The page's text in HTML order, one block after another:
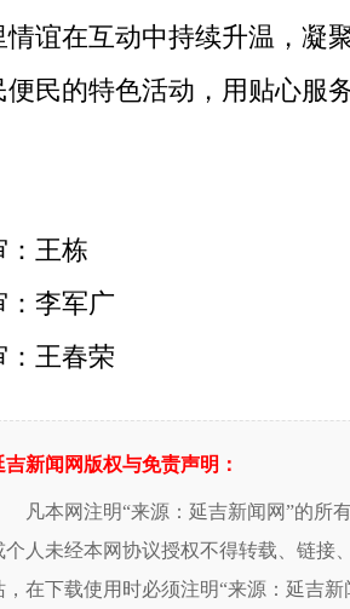
情谊在互动中持续升温，凝
便民的特色活动，用贴心服
：王栋
：李军广
：王春荣
吉新闻网版权与免责声明：
凡本网注明“来源：延吉新闻网”的所
个人未经本网协议授权不得转载、链接
，在下载使用时必须注明“来源：延吉